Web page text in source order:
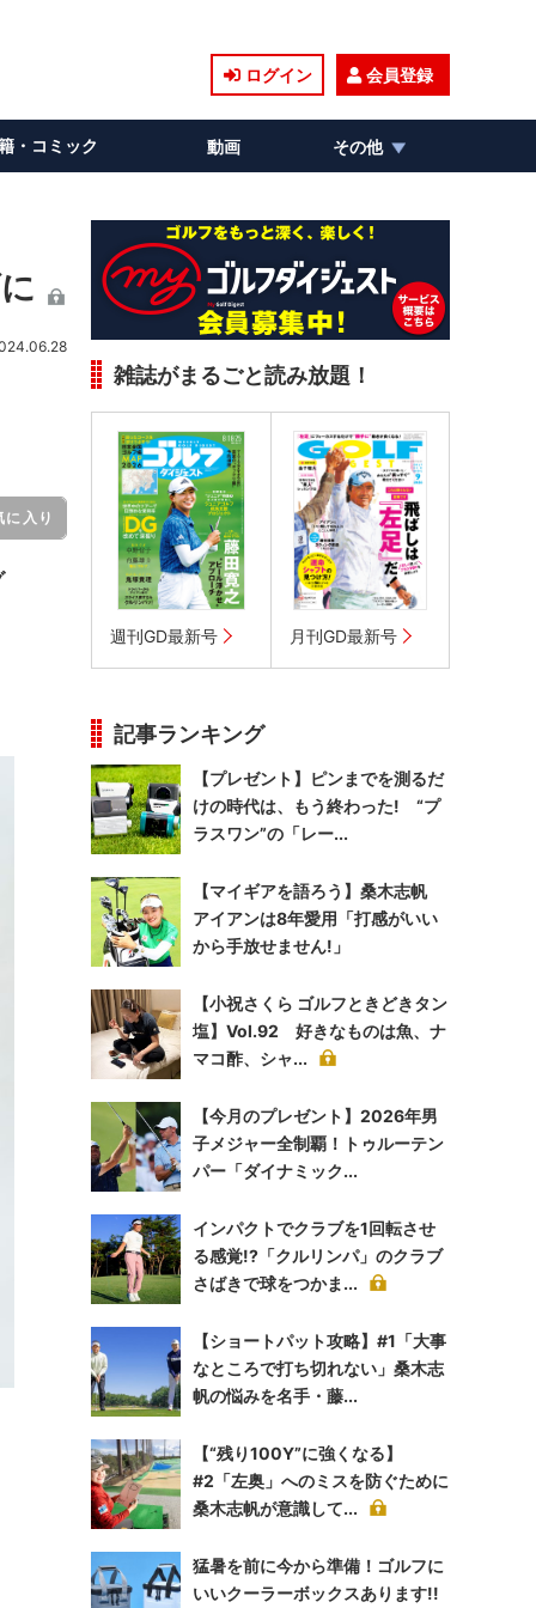
ログイン 会員登録
・コミック 動画 その他
に入り
雑誌がまるごと読み放題！
週刊GD最新号 月刊GD最新号
記事ランキング
【プレゼント】ピンまでを測るだ
けの時代は、もう終わった! “プ
ラスワン”の「レー...
【マイギアを語ろう】桑木志帆
アイアンは8年愛用「打感がいい
から手放せません!」
【小祝さくら ゴルフときどきタン
塩】Vol.92 好きなものは魚、ナ
マコ酢、シャ...
【今月のプレゼント】2026年男
子メジャー全制覇！トゥルーテン
パー「ダイナミック...
インパクトでクラブを1回転させ
る感覚!?「クルリンパ」のクラブ
さばきで球をつかま...
【ショートパット攻略】#1「大事
なところで打ち切れない」桑木志
帆の悩みを名手・藤...
【“残り100Y”に強くなる】
#2「左奥」へのミスを防ぐために
桑木志帆が意識して...
猛暑を前に今から準備！ゴルフに
いいクーラーボックスあります!!